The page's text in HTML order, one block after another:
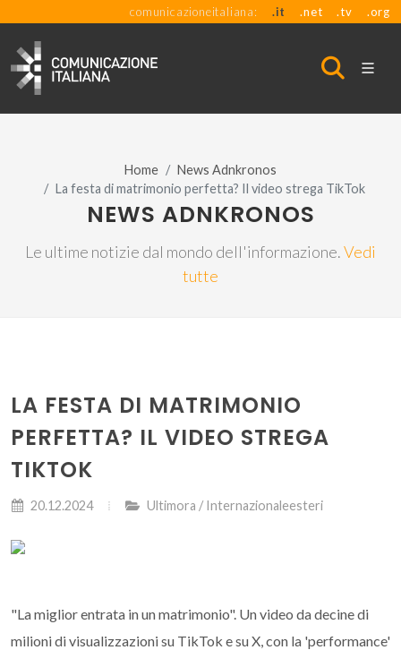
comunicazioneitaliana: .it .net .tv .org
Home
News Adnkronos
La festa di matrimonio perfetta? Il video strega TikTok
NEWS ADNKRONOS
Le ultime notizie dal mondo dell'informazione.Vedi
tutte
LA FESTA DI MATRIMONIO
PERFETTA? IL VIDEO STREGA
TIKTOK
20.12.2024 Ultimora / Internazionaleesteri
"La miglior entrata in un matrimonio". Un video da decine di
milioni di visualizzazioni su TikTok e su X, con la 'performance'